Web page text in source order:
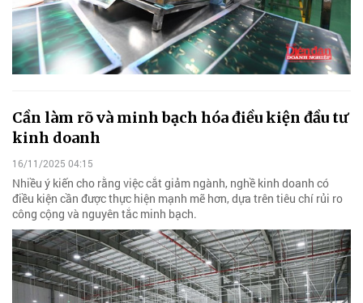
Cần làm rõ và minh bạch hóa điều kiện đầu tư
kinh doanh
16/11/2025 04:15
Nhiều ý kiến cho rằng việc cắt giảm ngành, nghề kinh doanh có
điều kiện cần được thực hiện mạnh mẽ hơn, dựa trên tiêu chí rủi ro
công cộng và nguyên tắc minh bạch.